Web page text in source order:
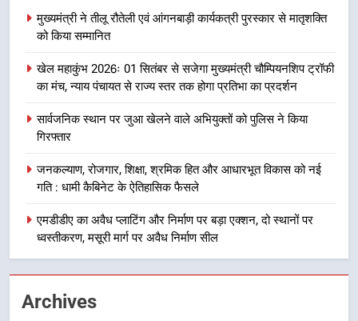
उत्तराखण्ड
उत्तराखंड कांग्रेस में बड़ा संगठनात्मक
फेरबदल, नई कार्यकारिणी और समितियों
का गठन
उत्तराखण्ड
मुख्यमंत्री धामी बोले- युवाओं को रोजगार
देना सरकार की सर्वोच्च प्राथमिकता, आने
वाले महीनों में हजारों पदों पर की जाएगी
भर्ती
उत्तराखण्ड
मुख्यमंत्री ने तीलू रौतेली एवं आंगनबाड़ी कार्यकत्री पुरस्कार से मातृशक्ति
को किया सम्मानित
खेल महाकुंभ 2026ः 01 सितंबर से सजेगा मुख्यमंत्री चौम्पियनशिप ट्रॉफी
का मंच, न्याय पंचायत से राज्य स्तर तक होगा प्रतिभा का प्रदर्शन
सार्वजनिक स्थान पर जुआ खेलने वाले अभियुक्तों को पुलिस ने किया
गिरफ्तार
जनकल्याण, रोजगार, शिक्षा, श्रमिक हित और आधारभूत विकास को नई
गति : धामी कैबिनेट के ऐतिहासिक फैसले
एमडीडीए का अवैध प्लाटिंग और निर्माण पर बड़ा एक्शन, दो स्थानों पर
ध्वस्तीकरण, मसूरी मार्ग पर अवैध निर्माण सील
Archives